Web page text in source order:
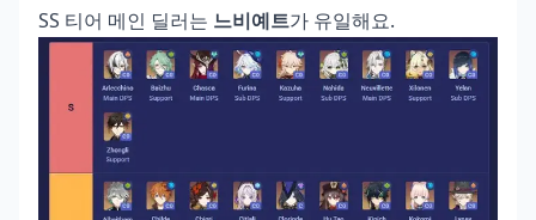
SS 티어 메인 딜러는 느비예트가 유일해요.